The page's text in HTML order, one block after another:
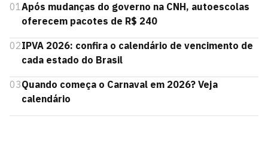
01Após mudanças do governo na CNH, autoescolas
oferecem pacotes de R$ 240
02IPVA 2026: confira o calendário de vencimento de
cada estado do Brasil
03Quando começa o Carnaval em 2026? Veja
calendário